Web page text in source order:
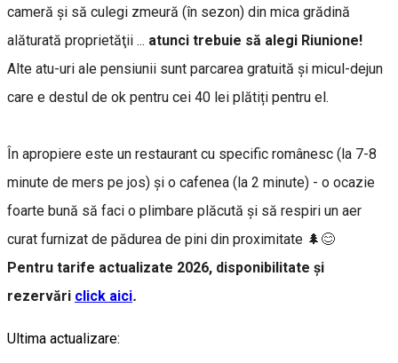
cameră şi să culegi zmeură (în sezon) din mica grădină
alăturată proprietăţii ... atunci trebuie să alegi Riunione!
Alte atu-uri ale pensiunii sunt parcarea gratuită şi micul-dejun
care e destul de ok pentru cei 40 lei plătiți pentru el.
În apropiere este un restaurant cu specific românesc (la 7-8
minute de mers pe jos) şi o cafenea (la 2 minute) - o ocazie
foarte bună să faci o plimbare plăcută şi să respiri un aer
curat furnizat de pădurea de pini din proximitate 🌲😊
Pentru tarife actualizate 2026, disponibilitate și
rezervări click aici.
Ultima actualizare: